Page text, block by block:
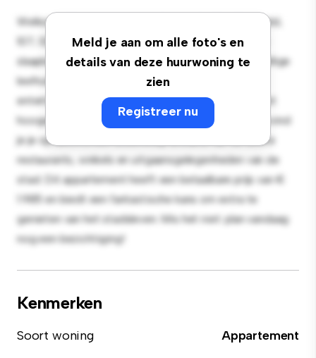
Meld je aan om alle foto's en
details van deze huurwoning te
zien
Registreer nu
Welkom bij je nieuwe toevluchtsoord in Rue Neerveld,
107, 1200, Woluwe-Saint-Lambert! Dit moderne 2-
slaapkamerappartement biedt een stijlvolle en gezellige
leefruimte. De open indeling is perfect voor
entertainment en de strakke keuken is uitgerust met
hoogwaardige apparatuur. Dankzij de toplocatie bevind
je je op slechts een steenworp afstand van de beste
restaurants, winkels en uitgaansgelegenheden van de
stad. Dit appartement heeft een betaalbare prijs van €
1.985 en biedt een fantastische kans om extra te
genieten van het stadsleven. Mis het niet: plan vandaag
nog een bezichtiging!
Kenmerken
Soort woning
Appartement